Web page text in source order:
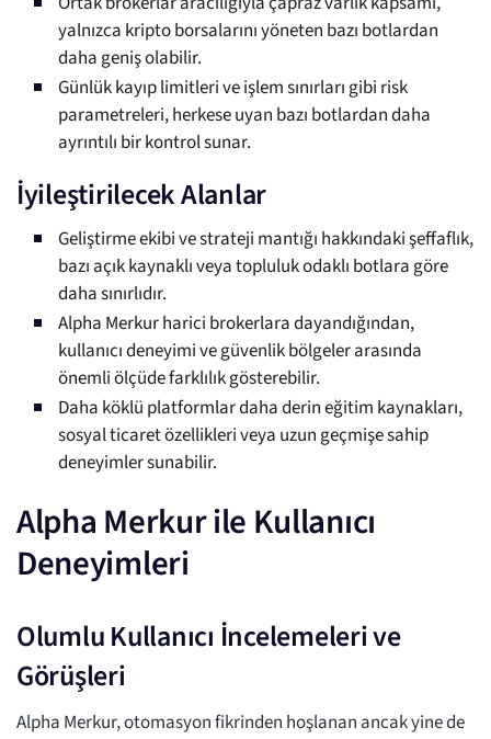
yalnızca kripto borsalarını yöneten bazı botlardan
daha geniş olabilir.
Günlük kayıp limitleri ve işlem sınırları gibi risk
parametreleri, herkese uyan bazı botlardan daha
ayrıntılı bir kontrol sunar.
İyileştirilecek Alanlar
Geliştirme ekibi ve strateji mantığı hakkındaki şeffaflık,
bazı açık kaynaklı veya topluluk odaklı botlara göre
daha sınırlıdır.
Alpha Merkur harici brokerlara dayandığından,
kullanıcı deneyimi ve güvenlik bölgeler arasında
önemli ölçüde farklılık gösterebilir.
Daha köklü platformlar daha derin eğitim kaynakları,
sosyal ticaret özellikleri veya uzun geçmişe sahip
deneyimler sunabilir.
Alpha Merkur ile Kullanıcı
Deneyimleri
Olumlu Kullanıcı İncelemeleri ve
Görüşleri
Alpha Merkur, otomasyon fikrinden hoşlanan ancak yine de